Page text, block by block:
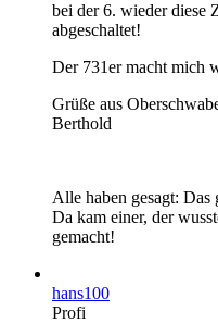
bei der 6. wieder diese
abgeschaltet!
Der 731er macht mich
Grüße aus
Berthold
Alle haben gesagt: Das
Da kam einer, der
gemacht!
hans100
Profi